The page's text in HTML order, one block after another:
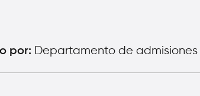
por: Departamento de admisiones